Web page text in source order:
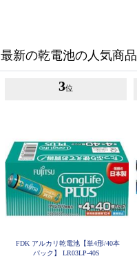
最新の乾電池の人気商品
3位
FDK アルカリ乾電池【単4形/40本
パック】 LR03LP-40S